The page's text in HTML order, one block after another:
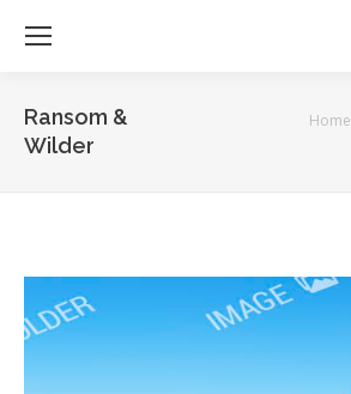
Ransom &
Wilder
Home